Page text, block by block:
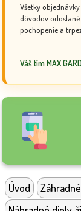
Všetky
dôvodov
pochopenie a
Váš tím MAX
Úvod